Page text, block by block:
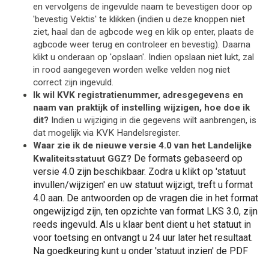
en vervolgens de ingevulde naam te bevestigen door op
'bevestig Vektis' te klikken (indien u deze knoppen niet
ziet, haal dan de agbcode weg en klik op enter, plaats de
agbcode weer terug en controleer en bevestig). Daarna
klikt u onderaan op 'opslaan'. Indien opslaan niet lukt, zal
in rood aangegeven worden welke velden nog niet
correct zijn ingevuld.
Ik wil KVK registratienummer, adresgegevens en
naam van praktijk of instelling wijzigen, hoe doe ik
dit? Indien u wijziging in die gegevens wilt aanbrengen, is
dat mogelijk via KVK Handelsregister.
Waar zie ik de nieuwe versie 4.0 van het Landelijke
Kwaliteitsstatuut GGZ? De formats gebaseerd op
versie 4.0 zijn beschikbaar. Zodra u klikt op 'statuut
invullen/wijzigen' en uw statuut wijzigt, treft u format
4.0 aan. De antwoorden op de vragen die in het format
ongewijzigd zijn, ten opzichte van format LKS 3.0, zijn
reeds ingevuld. Als u klaar bent dient u het statuut in
voor toetsing en ontvangt u 24 uur later het resultaat.
Na goedkeuring kunt u onder 'statuut inzien' de PDF